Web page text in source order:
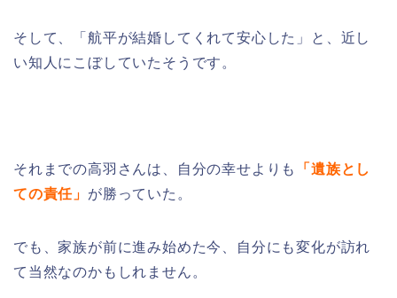
そして、「航平が結婚してくれて安心した」と、近し
い知人にこぼしていたそうです。
それまでの高羽さんは、自分の幸せよりも
「遺族とし
ての責任」 が勝っていた。
でも、家族が前に進み始めた今、自分にも変化が訪れ
て当然なのかもしれません。